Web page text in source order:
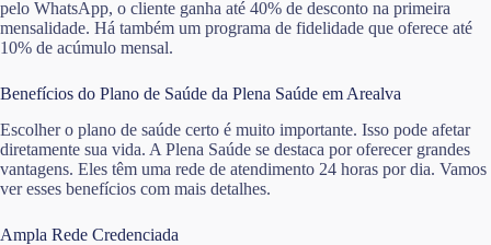
pelo WhatsApp, o cliente ganha até 40% de desconto na primeira
mensalidade. Há também um programa de fidelidade que oferece até
10% de acúmulo mensal.
Benefícios do Plano de Saúde da Plena Saúde em Arealva
Escolher o plano de saúde certo é muito importante. Isso pode afetar
diretamente sua vida. A Plena Saúde se destaca por oferecer grandes
vantagens. Eles têm uma rede de atendimento 24 horas por dia. Vamos
ver esses benefícios com mais detalhes.
Ampla Rede Credenciada